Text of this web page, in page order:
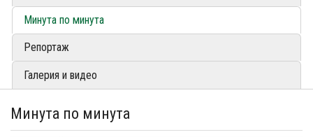
Минута по минута
Репортаж
Галерия и видео
Минута по минута